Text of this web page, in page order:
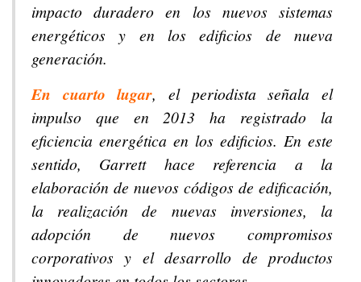
impacto duradero en los nuevos sistemas
energéticos y en los edificios de nueva
generación.
En cuarto lugar, el periodista señala el
impulso que en 2013 ha registrado la
eficiencia energética en los edificios. En este
sentido, Garrett hace referencia a la
elaboración de nuevos códigos de edificación,
la realización de nuevas inversiones, la
adopción de nuevos compromisos
corporativos y el desarrollo de productos